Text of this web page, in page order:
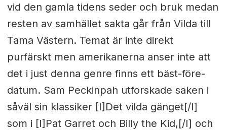
vid den gamla tidens seder och bruk medan
resten av samhället sakta går från Vilda till
Tama Västern. Temat är inte direkt
purfärskt men amerikanerna anser inte att
det i just denna genre finns ett bäst-före-
datum. Sam Peckinpah utforskade saken i
såväl sin klassiker [I]Det vilda gänget[/I]
som i [I]Pat Garret och Billy the Kid,[/I] och